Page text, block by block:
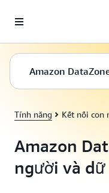
Amazon
Tính năng Kết nối con
Amazon
người và